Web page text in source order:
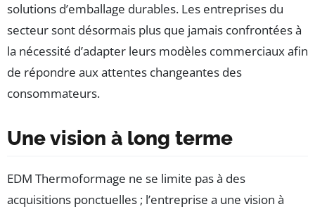
solutions d’emballage durables. Les entreprises du
secteur sont désormais plus que jamais confrontées à
la nécessité d’adapter leurs modèles commerciaux afin
de répondre aux attentes changeantes des
consommateurs.
Une vision à long terme
EDM Thermoformage ne se limite pas à des
acquisitions ponctuelles ; l’entreprise a une vision à